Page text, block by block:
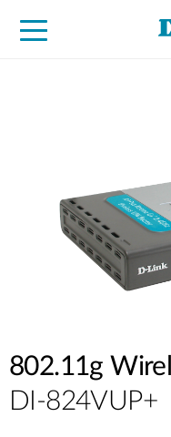
802.11g
DI-824VUP+